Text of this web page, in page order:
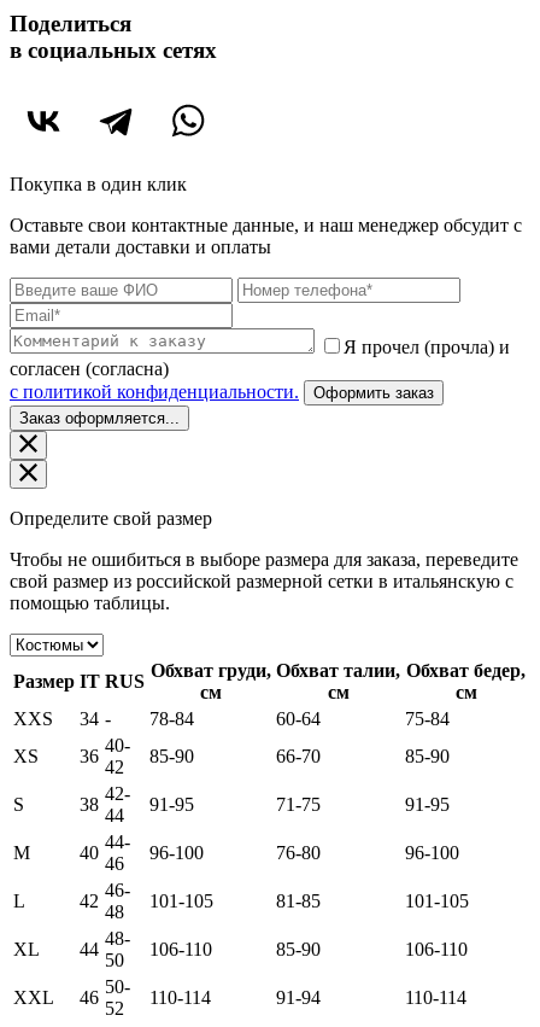
Поделиться
в социальных сетях
Покупка в один клик
Оставьте свои контактные данные, и наш менеджер обсудит с
вами детали доставки и оплаты
Я прочел (прочла) и
согласен (согласна)
c политикой конфиденциальности.
Оформить заказ
Заказ оформляется...
Определите свой размер
Чтобы не ошибиться в выборе размера для заказа, переведите
свой размер из российской размерной сетки в итальянскую с
помощью таблицы.
Размер IT RUS
Обхват груди,
см
Обхват талии,
см
Обхват бедер,
см
XXS
34 - 78-84 60-64
75-84
XS
36
40-
42
85-90 66-70 85-90
S 38
42-
44
91-95 71-75 91-95
M 40
44-
46
96-100 76-80 96-100
L 42
46-
48
101-105 81-85 101-105
XL 44
48-
50
106-110 85-90 106-110
XXL 46
50-
52
110-114 91-94 110-114